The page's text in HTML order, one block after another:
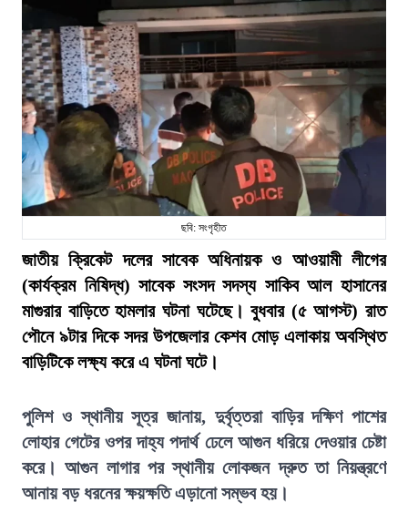
ছবি: সংগৃহীত
জাতীয় ক্রিকেট দলের সাবেক অধিনায়ক ও আওয়ামী লীগের
(কার্যক্রম নিষিদ্ধ) সাবেক সংসদ সদস্য সাকিব আল হাসানের
মাগুরার বাড়িতে হামলার ঘটনা ঘটেছে। বুধবার (৫ আগস্ট) রাত
পৌনে ৯টার দিকে সদর উপজেলার কেশব মোড় এলাকায় অবস্থিত
বাড়িটিকে লক্ষ্য করে এ ঘটনা ঘটে।
পুলিশ ও স্থানীয় সূত্র জানায়, দুর্বৃত্তরা বাড়ির দক্ষিণ পাশের
লোহার গেটের ওপর দাহ্য পদার্থ ঢেলে আগুন ধরিয়ে দেওয়ার চেষ্টা
করে। আগুন লাগার পর স্থানীয় লোকজন দ্রুত তা নিয়ন্ত্রণে
আনায় বড় ধরনের ক্ষয়ক্ষতি এড়ানো সম্ভব হয়।